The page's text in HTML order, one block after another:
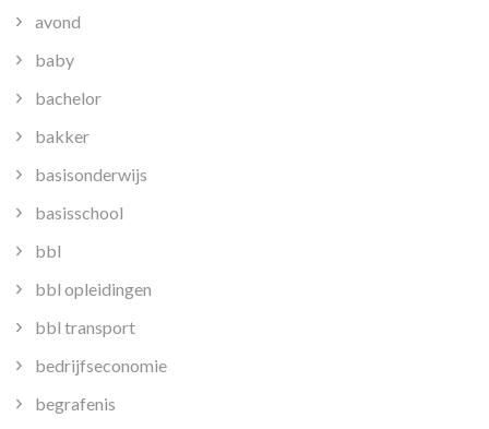
avond
baby
bachelor
bakker
basisonderwijs
basisschool
bbl
bbl opleidingen
bbl transport
bedrijfseconomie
begrafenis